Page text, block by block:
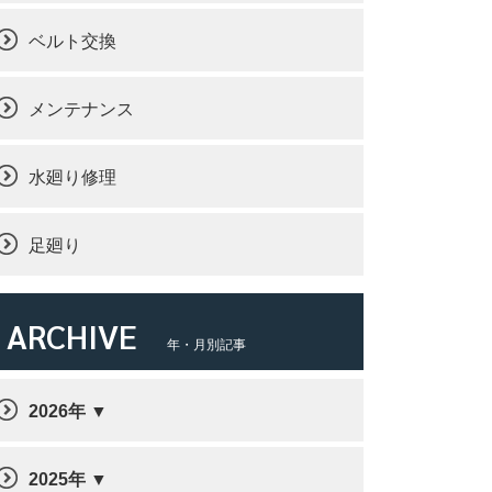
ベルト交換
メンテナンス
水廻り修理
足廻り
ARCHIVE 年・月別記事
2026年
2025年